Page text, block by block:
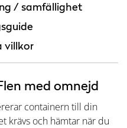
/ samfällighet
villkor
med omnejd
containern till din
krävs och hämtar när du